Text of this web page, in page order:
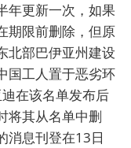
年更新一次，如果
期限前删除，但原
北部巴伊亚州建设
国工人置于恶劣环
在该名单发布后
将其从名单中删
消息刊登在13日